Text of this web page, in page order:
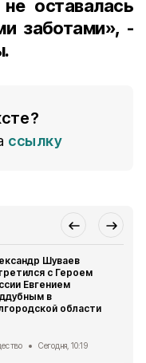
оставалась
заботами», -
ссылку
Шуваев
с Героем
Евгением
в
области
Сегодня, 10:19